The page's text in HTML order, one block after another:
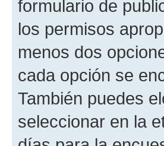
formulario de
los permisos
menos dos
cada opción se
También puedes
seleccionar en la